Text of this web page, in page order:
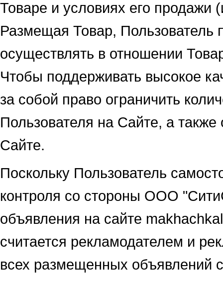
Товаре и условиях его продажи
Размещая Товар, Пользователь
осуществлять в отношении
Чтобы поддерживать высокое
за собой право ограничить
Пользователя на Сайте, а также
Сайте.
Поскольку Пользователь
контроля со стороны ООО
объявления на сайте
считается рекламодателем и
всех размещенных объявлений